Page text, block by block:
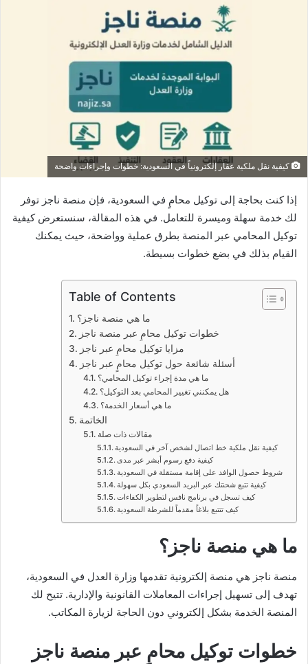
كيفية نقل ملكية عقار إلكترونياً في السعودية: خطوات وإجراءات واضحة
إذا كنت بحاجة إلى توكيل محامٍ في السعودية، فإن منصة ناجز توفر
لك خدمة سهلة وميسرة للتعامل. في هذه المقالة، سنستعرض كيفية
توكيل المحامي عبر المنصة بطرق عملية وواضحة، حيث يمكنك
القيام بذلك في بضع خطوات بسيطة.
Table of Contents
ما هي منصة ناجز؟
خطوات توكيل محامٍ عبر منصة ناجز
مزايا توكيل محامٍ عبر ناجز
أسئلة شائعة حول توكيل محامٍ عبر ناجز
ما هي مدة إجراء توكيل المحامي؟
هل يمكنني تغيير المحامي بعد التوكيل؟
ما هي أسعار الخدمة؟
الخاتمة
مقالات ذات صلة
كيفية نقل ملكية خط اتصال لشخص آخر في السعودية
كيفية دفع رسوم أبشر عبر مدى
شروط حصول الوافد على إقامة مستقلة في السعودية
كيفية تتبع شحنتك عبر البريد السعودي بكل سهولة
كيف تسجل في برنامج نافس لتطوير الكفاءات
كيف تتتبع بلاغاً مقدماً للشرطة السعودية
ما هي منصة ناجز؟
منصة ناجز هي منصة إلكترونية تقدمها وزارة العدل في السعودية،
تهدف إلى تسهيل إجراءات المعاملات القانونية والإدارية. تتيح لك
المنصة الخدمة بشكل إلكتروني دون الحاجة لزيارة المكاتب.
خطوات توكيل محامٍ عبر منصة ناجز